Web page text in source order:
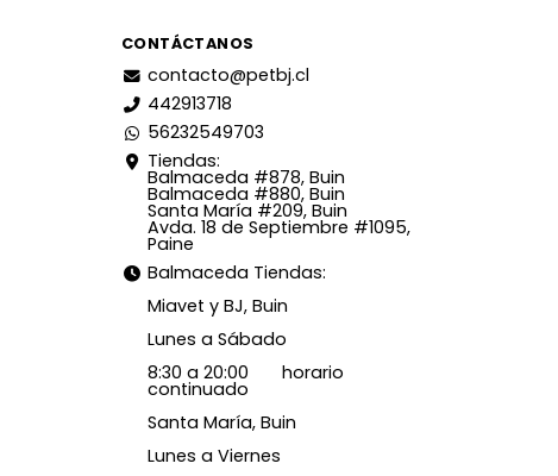
CONTÁCTANOS
contacto@petbj.cl
442913718
56232549703
Tiendas:
Balmaceda #878, Buin
Balmaceda #880, Buin
Santa María #209, Buin
Avda. 18 de Septiembre #1095,
Paine
Balmaceda Tiendas:
Miavet y BJ, Buin
Lunes a Sábado
8:30 a 20:00 horario
continuado
Santa María, Buin
Lunes a Viernes